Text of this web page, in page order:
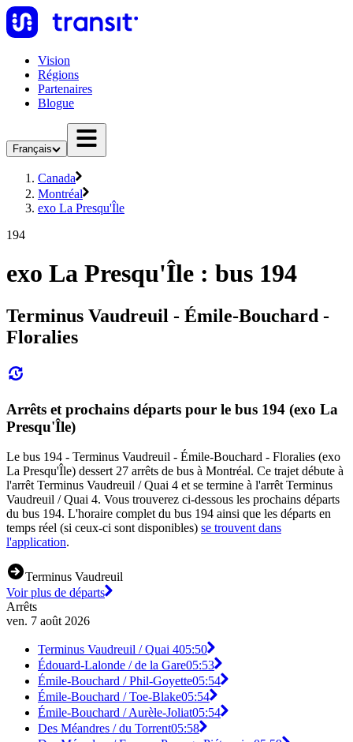
Vision
Régions
Partenaires
Blogue
Français
Canada
Montréal
exo La Presqu'Île
194
exo La Presqu'Île : bus 194
Terminus Vaudreuil - Émile-Bouchard -
Floralies
Arrêts et prochains départs pour le bus 194 (exo La
Presqu'Île)
Le bus 194 - Terminus Vaudreuil - Émile-Bouchard - Floralies (exo
La Presqu'Île) dessert 27 arrêts de bus à Montréal. Ce trajet débute à
l'arrêt Terminus Vaudreuil / Quai 4 et se termine à l'arrêt Terminus
Vaudreuil / Quai 4. Vous trouverez ci-dessous les prochains départs
du bus 194. L'horaire complet du bus 194 ainsi que les départs en
temps réel (si ceux-ci sont disponibles) se trouvent dans
l'application.
Terminus Vaudreuil
Voir plus de départs
Arrêts
ven. 7 août 2026
Terminus Vaudreuil / Quai 405:50
Édouard-Lalonde / de la Gare05:53
Émile-Bouchard / Phil-Goyette05:54
Émile-Bouchard / Toe-Blake05:54
Émile-Bouchard / Aurèle-Joliat05:54
Des Méandres / du Torrent05:58